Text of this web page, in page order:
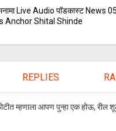
Live Audio पॉडकास्ट News
Anchor Shital Shinde
REPLIES
म्हणाला आपण पुन्हा एक होऊ, रील